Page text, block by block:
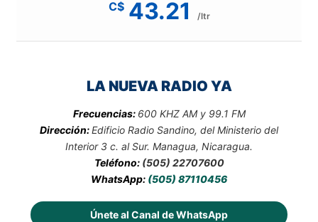
C$ 43.21 /ltr
LA NUEVA RADIO YA
Frecuencias: 600 KHZ AM y 99.1 FM
Dirección:Edificio Radio Sandino, del Ministerio del
Interior 3 c. al Sur. Managua, Nicaragua.
Teléfono: (505) 22707600
WhatsApp: (505) 87110456
Únete al Canal de WhatsApp